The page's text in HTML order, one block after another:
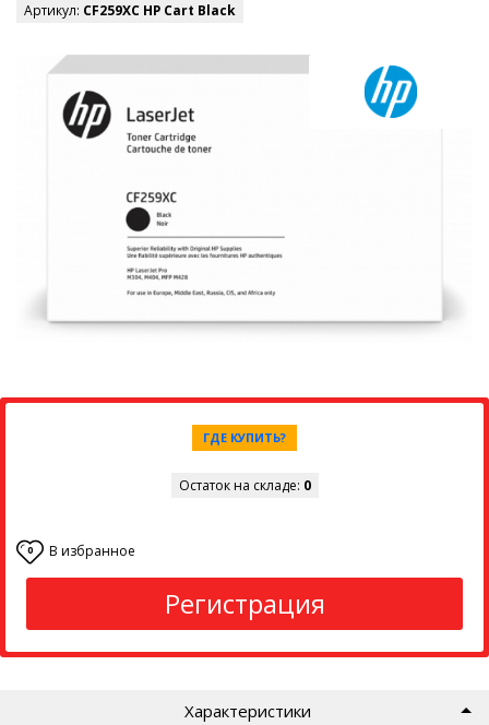
Артикул: CF259XC HP Cart Black
ГДЕ КУПИТЬ?
Остаток на складе: 0
0 В избранное
Регистрация
Характеристики